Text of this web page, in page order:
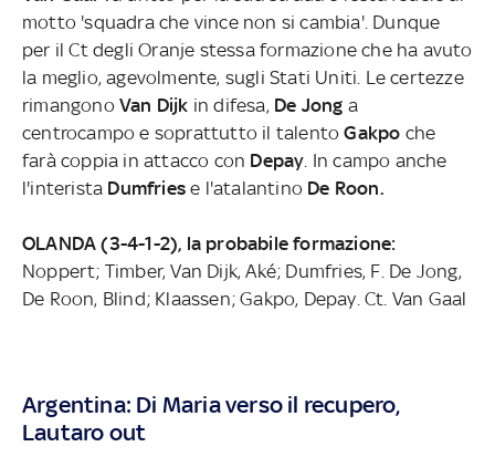
motto 'squadra che vince non si cambia'. Dunque
per il Ct degli Oranje stessa formazione che ha avuto
la meglio, agevolmente, sugli Stati Uniti. Le certezze
rimangono Van Dijk in difesa, De Jong a
centrocampo e soprattutto il talentoGakpo che
farà coppia in attacco con Depay . In campo anche
l'interista Dumfriese l'atalantino De Roon.
OLANDA (3-4-1-2), la probabile formazione:
Noppert; Timber, Van Dijk, Aké; Dumfries, F. De Jong,
De Roon, Blind; Klaassen; Gakpo, Depay. Ct. Van Gaal
Argentina: Di Maria verso il recupero,
Lautaro out